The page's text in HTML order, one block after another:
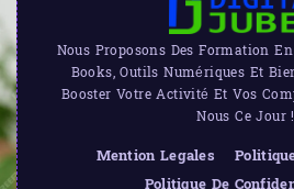
Nous Proposons Des Formation
Books, Outils Numériques Et
Booster Votre Activité Et Vos
Nous Ce Jour !
Mention Legales